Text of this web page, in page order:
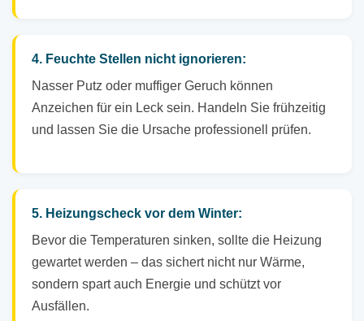
4. Feuchte Stellen nicht ignorieren:
Nasser Putz oder muffiger Geruch können
Anzeichen für ein Leck sein. Handeln Sie frühzeitig
und lassen Sie die Ursache professionell prüfen.
5. Heizungscheck vor dem Winter:
Bevor die Temperaturen sinken, sollte die Heizung
gewartet werden – das sichert nicht nur Wärme,
sondern spart auch Energie und schützt vor
Ausfällen.